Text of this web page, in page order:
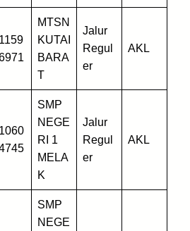
MTSN
KUTAI
BARA
T
Jalur
Regul
er
AKL
SMP
NEGE
RI 1
MELA
K
Jalur
Regul
er
AKL
SMP
NEGE